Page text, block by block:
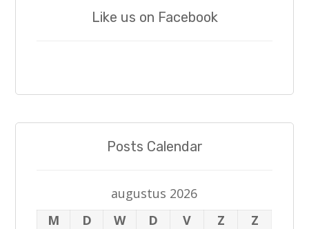
Like us on Facebook
Posts Calendar
augustus 2026
M
D W D V Z
Z